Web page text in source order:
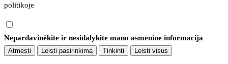
politikoje
Nepardavinėkite ir nesidalykite mano asmenine informacija
Atmesti Leisti pasirinkimą Tinkinti Leisti visus